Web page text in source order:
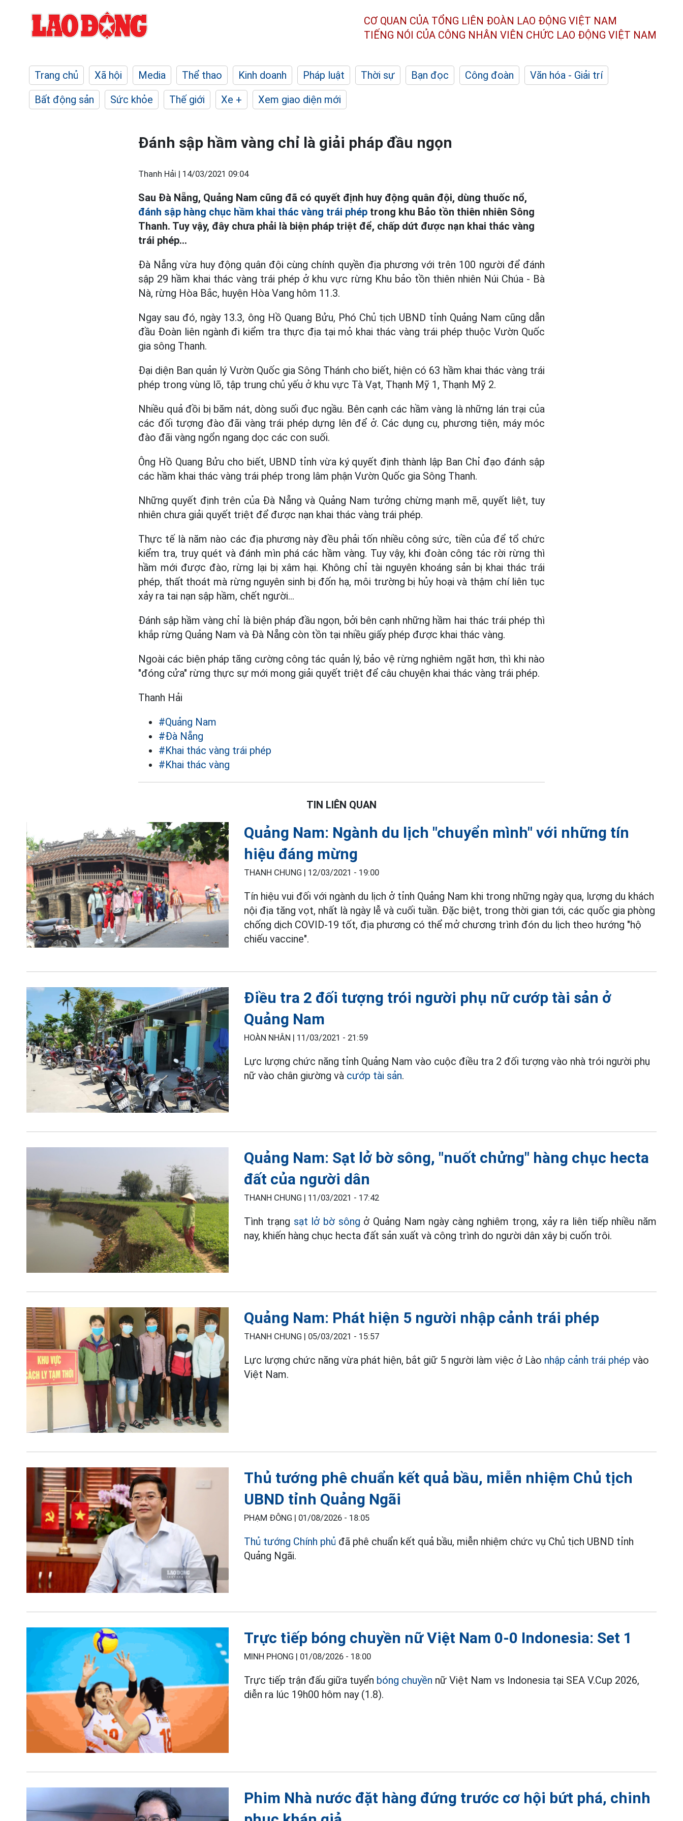
CƠ QUAN CỦA TỔNG LIÊN ĐOÀN LAO ĐỘNG VIỆT NAM
TIẾNG NÓI CỦA CÔNG NHÂN VIÊN CHỨC LAO ĐỘNG VIỆT NAM
Trang chủ Xã hội Media Thể thao Kinh doanh Pháp luật Thời sự Bạn đọc Công đoàn
Văn hóa - Giải trí
Bất động sản
Sức khỏe Thế giới Xe + Xem giao diện mới
Đánh sập hầm vàng chỉ là giải pháp đầu ngọn
Thanh Hải | 14/03/2021 09:04
Sau Đà Nẵng, Quảng Nam cũng đã có quyết định huy động quân đội, dùng thuốc nổ,
đánh sập hàng chục hầm khai thác vàng trái phép trong khu Bảo tồn thiên nhiên Sông
Thanh. Tuy vậy, đây chưa phải là biện pháp triệt để, chấp dứt được nạn khai thác vàng
trái phép...
Đà Nẵng vừa huy động quân đội cùng chính quyền địa phương với trên 100 người để đánh
sập 29 hầm khai thác vàng trái phép ở khu vực rừng Khu bảo tồn thiên nhiên Núi Chúa - Bà
Nà, rừng Hòa Bắc, huyện Hòa Vang hôm 11.3.
Ngay sau đó, ngày 13.3, ông Hồ Quang Bửu, Phó Chủ tịch UBND tỉnh Quảng Nam cũng dẫn
đầu Đoàn liên ngành đi kiểm tra thực địa tại mỏ khai thác vàng trái phép thuộc Vườn Quốc
gia sông Thanh.
Đại diện Ban quản lý Vườn Quốc gia Sông Thánh cho biết, hiện có 63 hầm khai thác vàng trái
phép trong vùng lõ, tập trung chủ yếu ở khu vực Tà Vạt, Thạnh Mỹ 1, Thạnh Mỹ 2.
Nhiều quả đồi bị băm nát, dòng suối đục ngầu. Bên cạnh các hầm vàng là những lán trại của
các đối tượng đào đãi vàng trái phép dựng lên để ở. Các dụng cụ, phương tiện, máy móc
đào đãi vàng ngổn ngang dọc các con suối.
Ông Hồ Quang Bửu cho biết, UBND tỉnh vừa ký quyết định thành lập Ban Chỉ đạo đánh sập
các hầm khai thác vàng trái phép trong lâm phận Vườn Quốc gia Sông Thanh.
Những quyết định trên của Đà Nẵng và Quảng Nam tưởng chừng mạnh mẽ, quyết liệt, tuy
nhiên chưa giải quyết triệt để được nạn khai thác vàng trái phép.
Thực tế là năm nào các địa phương này đều phải tốn nhiều công sức, tiền của để tổ chức
kiểm tra, truy quét và đánh mìn phá các hầm vàng. Tuy vậy, khi đoàn công tác rời rừng thì
hầm mới được đào, rừng lại bị xâm hại. Không chỉ tài nguyên khoáng sản bị khai thác trái
phép, thất thoát mà rừng nguyên sinh bị đốn hạ, môi trường bị hủy hoại và thậm chí liên tục
xảy ra tai nạn sập hầm, chết người...
Đánh sập hầm vàng chỉ là biện pháp đầu ngọn, bởi bên cạnh những hầm hai thác trái phép thì
khắp rừng Quảng Nam và Đà Nẵng còn tồn tại nhiều giấy phép được khai thác vàng.
Ngoài các biện pháp tăng cường công tác quản lý, bảo vệ rừng nghiêm ngặt hơn, thì khi nào
"đóng cửa" rừng thực sự mới mong giải quyết triệt để câu chuyện khai thác vàng trái phép.
Thanh Hải
#Quảng Nam
#Đà Nẵng
#Khai thác vàng trái phép
#Khai thác vàng
TIN LIÊN QUAN
Quảng Nam: Ngành du lịch "chuyển mình" với những tín
hiệu đáng mừng
THANH CHUNG | 12/03/2021 - 19:00
Tín hiệu vui đối với ngành du lịch ở tỉnh Quảng Nam khi trong những ngày qua, lượng du khách
nội địa tăng vọt, nhất là ngày lễ và cuối tuần. Đặc biệt, trong thời gian tới, các quốc gia phòng
chống dịch COVID-19 tốt, địa phương có thể mở chương trình đón du lịch theo hướng "hộ
chiếu vaccine".
Điều tra 2 đối tượng trói người phụ nữ cướp tài sản ở
Quảng Nam
HOÀN NHÂN | 11/03/2021 - 21:59
Lực lượng chức năng tỉnh Quảng Nam vào cuộc điều tra 2 đối tượng vào nhà trói người phụ
nữ vào chân giường và cướp tài sản.
Quảng Nam: Sạt lở bờ sông, "nuốt chửng" hàng chục hecta
đất của người dân
THANH CHUNG | 11/03/2021 - 17:42
Tình trạng sạt lở bờ sông ở Quảng Nam ngày càng nghiêm trọng, xảy ra liên tiếp nhiều năm
nay, khiến hàng chục hecta đất sản xuất và công trình do người dân xây bị cuốn trôi.
Quảng Nam: Phát hiện 5 người nhập cảnh trái phép
THANH CHUNG | 05/03/2021 - 15:57
Lực lượng chức năng vừa phát hiện, bắt giữ 5 người làm việc ở Lào nhập cảnh trái phép vào
Việt Nam.
Thủ tướng phê chuẩn kết quả bầu, miễn nhiệm Chủ tịch
UBND tỉnh Quảng Ngãi
PHẠM ĐÔNG | 01/08/2026 - 18:05
Thủ tướng Chính phủ đã phê chuẩn kết quả bầu, miễn nhiệm chức vụ Chủ tịch UBND tỉnh
Quảng Ngãi.
Trực tiếp bóng chuyền nữ Việt Nam 0-0 Indonesia: Set 1
MINH PHONG | 01/08/2026 - 18:00
Trực tiếp trận đấu giữa tuyển bóng chuyền nữ Việt Nam vs Indonesia tại SEA V.Cup 2026,
diễn ra lúc 19h00 hôm nay (1.8).
Phim Nhà nước đặt hàng đứng trước cơ hội bứt phá, chinh